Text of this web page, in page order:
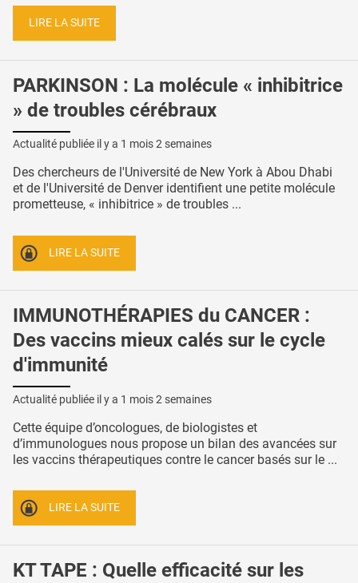
LIRE LA SUITE
PARKINSON : La molécule « inhibitrice
» de troubles cérébraux
Actualité publiée il y a 1 mois 2 semaines
Des chercheurs de l'Université de New York à Abou Dhabi
et de l'Université de Denver identifient une petite molécule
prometteuse, « inhibitrice » de troubles ...
LIRE LA SUITE
IMMUNOTHÉRAPIES du CANCER :
Des vaccins mieux calés sur le cycle
d'immunité
Actualité publiée il y a 1 mois 2 semaines
Cette équipe d’oncologues, de biologistes et
d’immunologues nous propose un bilan des avancées sur
les vaccins thérapeutiques contre le cancer basés sur le ...
LIRE LA SUITE
KT TAPE : Quelle efficacité sur les